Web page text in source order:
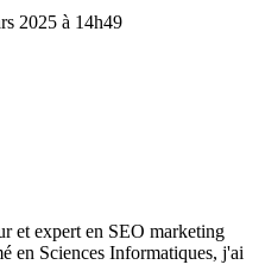
2025 à 14h49
et expert en SEO marketing
en Sciences Informatiques, j'ai